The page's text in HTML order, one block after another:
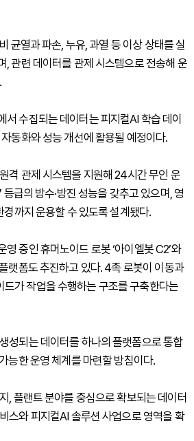
균열과 파손, 누유, 과열 등 이상 상태를 실
, 관련 데이터를 관제 시스템으로 전송해 운
서 수집되는 데이터는 피지컬AI 학습 데이
동화와 성능 개선에 활용될 예정이다.
격 관제 시스템을 지원해 24시간 무인 운
급의 방수·방진 성능을 갖추고 있으며, 영
까지 운용할 수 있도록 설계됐다.
중인 휴머노이드 로봇 ‘아이엘봇 C2’와
랫폼도 추진하고 있다. 4족 로봇이 이동과
드가 작업을 수행하는 구조를 구축한다는
성되는 데이터를 하나의 플랫폼으로 통합
능한 운영 체계를 마련할 방침이다.
, 플랜트 분야를 중심으로 확보되는 데이터
스와 피지컬AI 솔루션 사업으로 영역을 확